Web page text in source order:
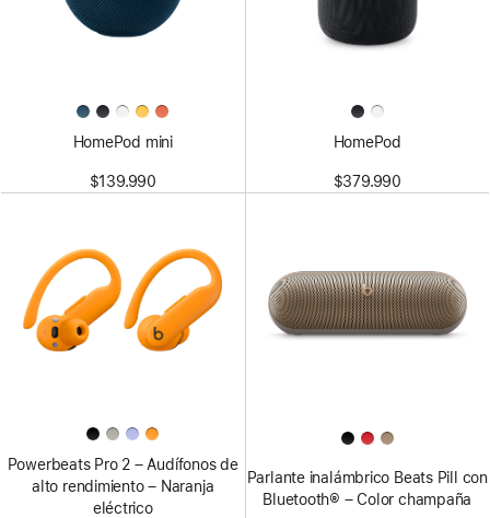
HomePod mini
$139.990
HomePod
$379.990
Powerbeats Pro 2 – Audífonos de
alto rendimiento – Naranja
eléctrico
Parlante inalámbrico Beats Pill con
Bluetooth® – Color champaña